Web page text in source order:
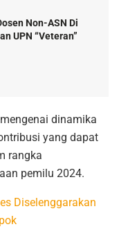
Non-ASN Di
UPN “Veteran”
dinamika
yang dapat
rangka
pemilu 2024.
Diselenggarakan